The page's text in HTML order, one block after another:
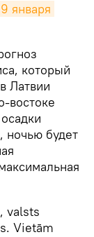
9 января
который
Латвии
востоке
ночью будет
valsts
Vietām